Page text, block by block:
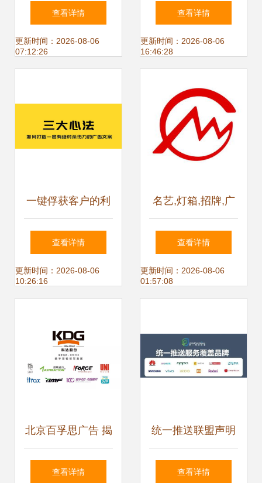
广告联盟 数字广告
新生态的创新合作
查看详情
更新时间：2026-08-06
07:12:26
通过文案打造产品
信任感
查看详情
更新时间：2026-08-06
16:46:28
一键俘获客户的利
器 如何打造绝对杀
伤力的产品广告文
查看详情
更新时间：2026-08-06
10:26:16
名艺,灯箱,招牌,广
告灯箱,电子产品,
工厂,厂商 杭州名
查看详情
更新时间：2026-08-06
01:57:08
北京百孚思广告 揭
秘耶盟广告联盟合
查看详情
统一推送联盟声明
发布 手机垃圾广告
查看详情